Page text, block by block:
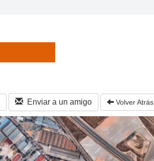
Enviar a un amigo Volver Atrás